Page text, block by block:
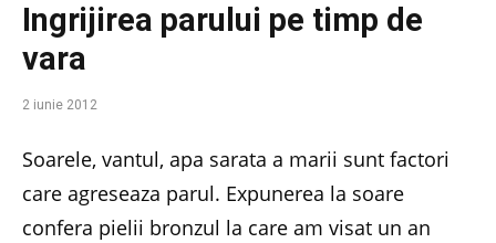
Ingrijirea parului pe timp de
vara
2 iunie 2012
Soarele, vantul, apa sarata a marii sunt factori
care agreseaza parul. Expunerea la soare
confera pielii bronzul la care am visat un an